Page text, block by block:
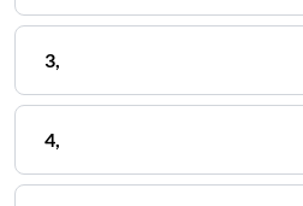
3,
4,